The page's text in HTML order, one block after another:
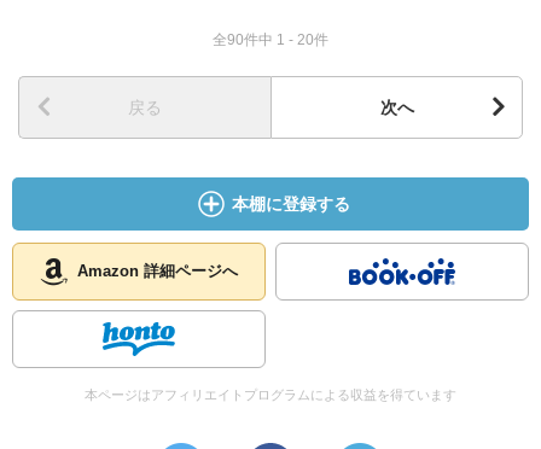
全90件中 1 - 20件
戻る 次へ
本棚に登録する
Amazon 詳細ページへ
本ページはアフィリエイトプログラムによる収益を得ています